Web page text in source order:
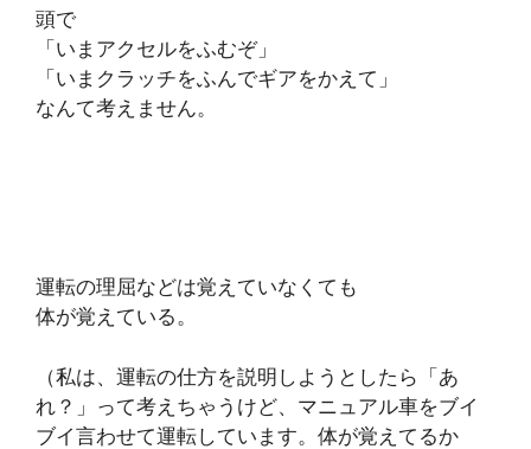
頭で
「いまアクセルをふむぞ」
「いまクラッチをふんでギアをかえて」
なんて考えません。
運転の理屈などは覚えていなくても
体が覚えている。
（私は、運転の仕方を説明しようとしたら「あ
れ？」って考えちゃうけど、マニュアル車をブイ
ブイ言わせて運転しています。体が覚えてるか